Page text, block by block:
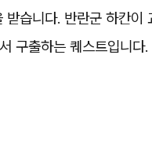
습니다. 반란군 하칸이
구출하는 퀘스트입니다.